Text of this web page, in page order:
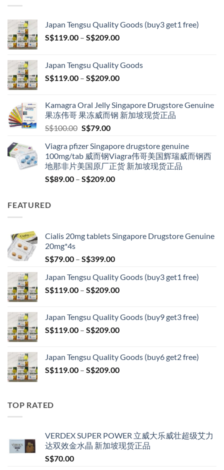
Japan Tengsu Quality Goods (buy3 get1 free)
S$119.00 – S$209.00Price
through
S$209.00
Japan Tengsu Quality Goods
S$119.00 – S$209.00Price
through
S$209.00
Kamagra Oral Jelly Singapore Drugstore Genuine
果冻伟哥 果冻威而钢 新加坡现货正品
S$100.00 Original
was:
S$100.00.
S$79.00Current
is:
S$79.00.
Viagra pfizer Singapore drugstore genuine
100mg/tab 威而钢Viagra伟哥美国辉瑞威而钢西
地那非片美国原厂正货 新加坡现货正品
S$89.00 – S$209.00Price
FEATURED
Cialis 20mg tablets Singapore Drugstore Genuine
20mg*4s
S$79.00 – S$399.00Price
S$79.00
through
Japan Tengsu Quality Goods (buy3 get1 free)
S$119.00 – S$209.00Price
through
S$209.00
Japan Tengsu Quality Goods (buy9 get3 free)
S$119.00 – S$209.00Price
through
S$209.00
Japan Tengsu Quality Goods (buy6 get2 free)
S$119.00 – S$209.00Price
TOP RATED
VERDEX SUPER POWER 立威大乐威壮超级艾力
达双效金水晶 新加坡现货正品
S$70.00